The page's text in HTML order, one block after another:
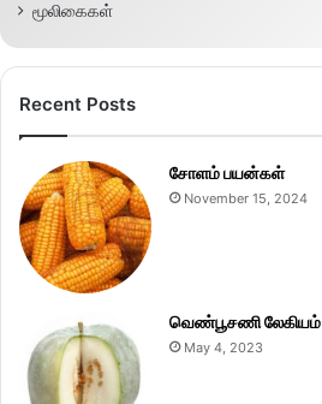
மூலிகைகள்
Recent Posts
சோளம் பயன்கள்
November 15, 2024
வெண்பூசணி லேகியம்
May 4, 2023